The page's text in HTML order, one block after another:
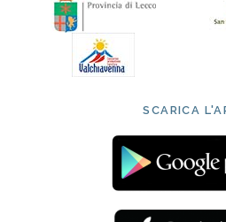
SCARICA